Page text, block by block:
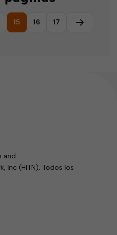
15 16 17 Página
and
Inc (HITN). Todos los